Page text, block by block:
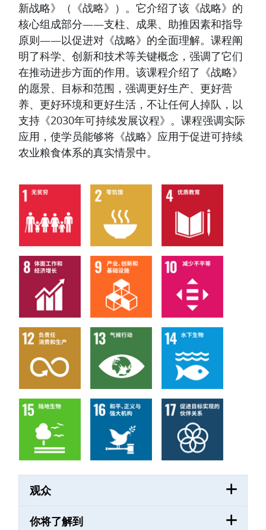
新战略》（《战略》）。它介绍了该《战略》的
核心组成部分——支柱、成果、助推因素和指导
原则——以促进对《战略》的全面理解。课程阐
明了科学、创新和技术等关键概念，强调了它们
在推动进步方面的作用。该课程介绍了《战略》
的愿景、目标和范围，强调更好生产、更好营
养、更好环境和更好生活，不让任何人掉队，以
支持《2030年可持续发展议程》。课程强调实际
应用，使学员能够将《战略》应用于促进可持续
农业粮食体系的真实情景中。
观众
你将了解到